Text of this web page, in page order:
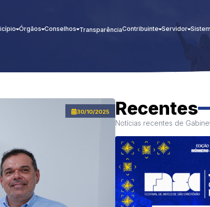
Órgãos Conselhos TransparênciaContribuinte Servidor
30/10/2025 Recentes
Notícias recentes de